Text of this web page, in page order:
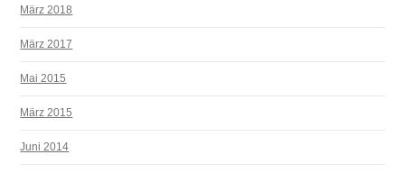
März 2018
März 2017
Mai 2015
März 2015
Juni 2014